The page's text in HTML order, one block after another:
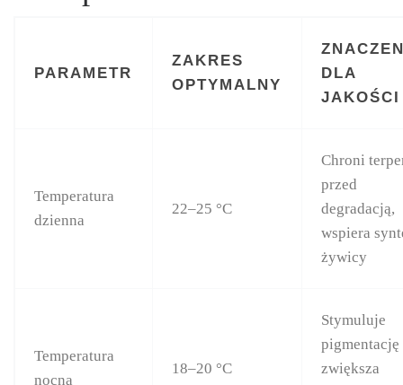
PARAMETR
ZAKRES
OPTYMALNY
DLA
JAKOŚCI
Temperatura
dzienna
22–25 °C
Chroni
przed
degradacją,
wspiera
żywicy
Temperatura
nocna
18–20 °C
Stymuluje
zwiększa